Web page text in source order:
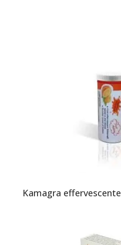
Kamagra effervescente